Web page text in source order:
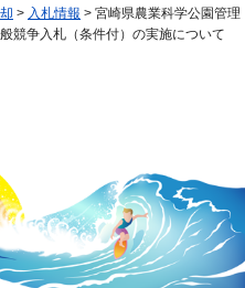
> 入札情報 > 宮崎県農業科学公園管理
競争入札（条件付）の実施について